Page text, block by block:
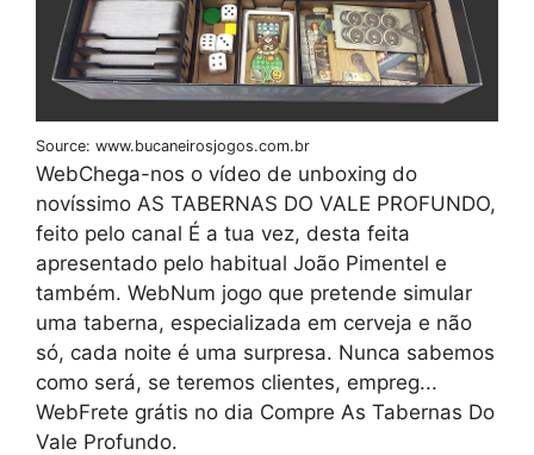
Source: www.bucaneirosjogos.com.br
WebChega-nos o vídeo de unboxing do
novíssimo AS TABERNAS DO VALE PROFUNDO,
feito pelo canal É a tua vez, desta feita
apresentado pelo habitual João Pimentel e
também. WebNum jogo que pretende simular
uma taberna, especializada em cerveja e não
só, cada noite é uma surpresa. Nunca sabemos
como será, se teremos clientes, empreg...
WebFrete grátis no dia Compre As Tabernas Do
Vale Profundo.